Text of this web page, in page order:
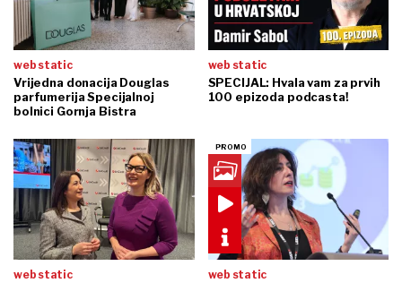
web static
Vrijedna donacija Douglas
parfumerija Specijalnoj
bolnici Gornja Bistra
web static
SPECIJAL: Hvala vam za prvih
100 epizoda podcasta!
web static web static